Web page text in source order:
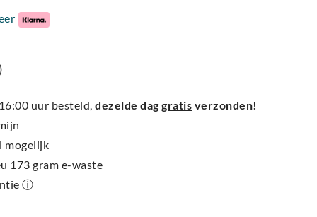
uur besteld,dezelde daggratis verzonden!
mogelijk
173 gram e-waste
ⓘ